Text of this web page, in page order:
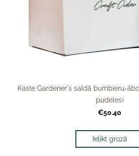
Kaste Gardener's saldā bumbieru-
pudeles)
€50.40
Ielikt grozā